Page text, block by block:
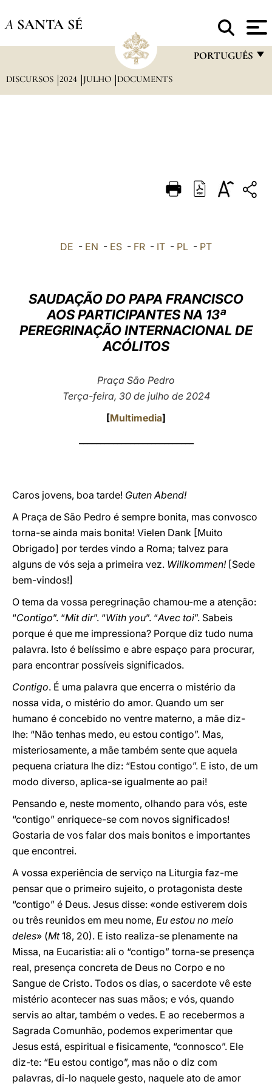
A SANTA SÉ
PORTUGUÊS
DEUTSCH
العربيّة
LATINE
DISCURSOS 2024 JULHO DOCUMENTS
DE - EN - ES - FR - IT - PL - PT
SAUDAÇÃO DO PAPA FRANCISCO
AOS PARTICIPANTES NA 13ª
PEREGRINAÇÃO INTERNACIONAL DE
ACÓLITOS
Praça São Pedro
Terça-feira, 30 de julho de 2024
[Multimedia]
Caros jovens, boa tarde! Guten Abend!
A Praça de São Pedro é sempre bonita, mas convosco
torna-se ainda mais bonita! Vielen Dank [Muito
Obrigado] por terdes vindo a Roma; talvez para
alguns de vós seja a primeira vez. Willkommen![Sede
bem-vindos!]
O tema da vossa peregrinação chamou-me a atenção:
“Contigo”. “Mit dir”. “With you”. “Avec toi”. Sabeis
porque é que me impressiona? Porque diz tudo numa
palavra. Isto é belíssimo e abre espaço para procurar,
para encontrar possíveis significados.
Contigo. É uma palavra que encerra o mistério da
nossa vida, o mistério do amor. Quando um ser
humano é concebido no ventre materno, a mãe diz-
lhe: “Não tenhas medo, eu estou contigo”. Mas,
misteriosamente, a mãe também sente que aquela
pequena criatura lhe diz: “Estou contigo”. E isto, de um
modo diverso, aplica-se igualmente ao pai!
Pensando e, neste momento, olhando para vós, este
“contigo” enriquece-se com novos significados!
Gostaria de vos falar dos mais bonitos e importantes
que encontrei.
A vossa experiência de serviço na Liturgia faz-me
pensar que o primeiro sujeito, o protagonista deste
“contigo” é Deus. Jesus disse: «onde estiverem dois
ou três reunidos em meu nome, Eu estou no meio
deles» (Mt18, 20). E isto realiza-se plenamente na
Missa, na Eucaristia: ali o “contigo” torna-se presença
real, presença concreta de Deus no Corpo e no
Sangue de Cristo. Todos os dias, o sacerdote vê este
mistério acontecer nas suas mãos; e vós, quando
servis ao altar, também o vedes. E ao recebermos a
Sagrada Comunhão, podemos experimentar que
Jesus está, espiritual e fisicamente, “connosco”. Ele
diz-te: “Eu estou contigo”, mas não o diz com
palavras, di-lo naquele gesto, naquele ato de amor